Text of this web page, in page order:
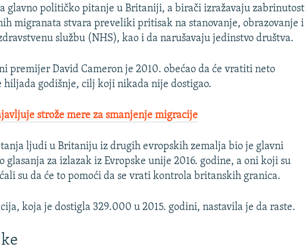
glavno političko pitanje u Britaniji, a birači izražavaju zabrinutost
migranata stvara preveliki pritisak na stanovanje, obrazovanje i
službu (NHS), kao i da narušavaju jedinstvo društva.
premijer David Cameron je 2010. obećao da će vratiti neto
hiljada godišnje, cilj koji nikada nije dostigao.
strože mere za smanjenje migracije
ljudi u Britaniju iz drugih evropskih zemalja bio je glavni
glasanja za izlazak iz Evropske unije 2016. godine, a oni koji su
su da će to pomoći da se vrati kontrola britanskih granica.
koja je dostigla 329.000 u 2015. godini, nastavila je da raste.